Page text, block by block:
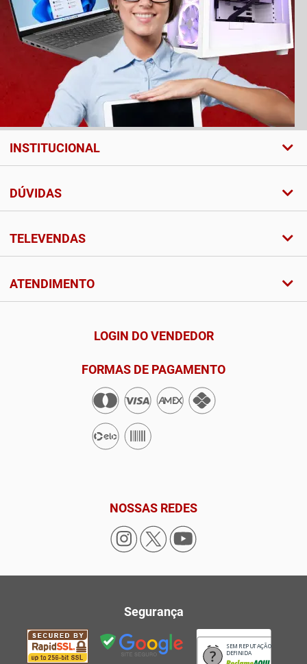
INSTITUCIONAL
DÚVIDAS
TELEVENDAS
ATENDIMENTO
LOGIN DO VENDEDOR
FORMAS DE PAGAMENTO
NOSSAS REDES
Segurança
SEM REPUTAÇÃO
DEFINIDA